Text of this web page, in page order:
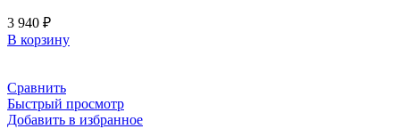
3 940 ₽
В корзину
Сравнить
Быстрый просмотр
Добавить в избранное